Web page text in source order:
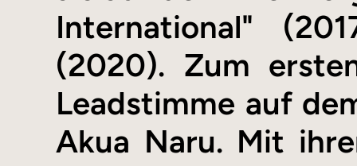
International"
(2020). Zum
Leadstimme auf
Akua Naru. Mit